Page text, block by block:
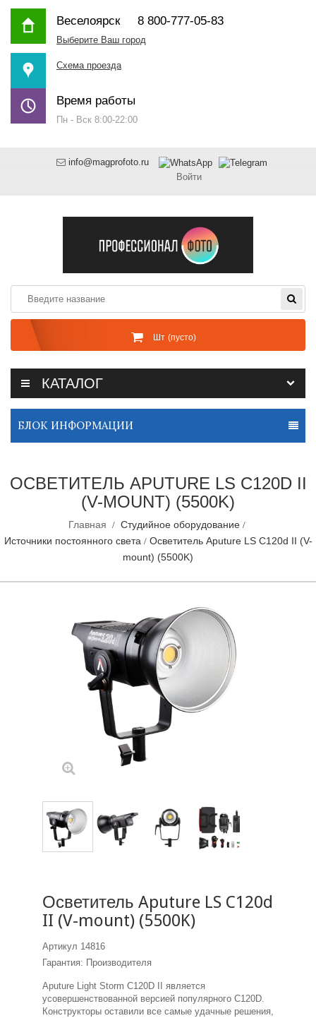
Веселоярск8 800-777-05-83
Выберите Ваш город
Схема проезда
Время работы
Пн - Вск 8:00-22:00
info@magprofoto.ru
Войти
Шт (пусто)
КАТАЛОГ
БЛОК ИНФОРМАЦИИ
ОСВЕТИТЕЛЬ APUTURE LS C120D II
(V-MOUNT) (5500K)
Главная
Студийное оборудование
Источники постоянного света
Осветитель Aputure LS C120d II (V-
mount) (5500K)
Осветитель Aputure LS C120d
II (V-mount) (5500K)
Артикул 14816
Гарантия: Производителя
Aputure Light Storm C120D II является
усовершенствованной версией популярного C120D.
Конструкторы оставили все самые удачные решения,